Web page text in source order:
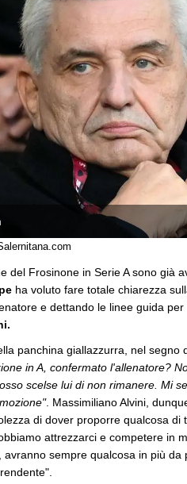
del Frosinone in Serie A sono già
ha voluto fare totale chiarezza
e dettando le linee guida
panchina giallazzurra, nel segno
in A, confermato l'allenatore?
scelse lui di non rimanere. Mi
. Massimiliano Alvini,
di dover proporre qualcosa di
attrezzarci e competere in
avranno sempre qualcosa in più